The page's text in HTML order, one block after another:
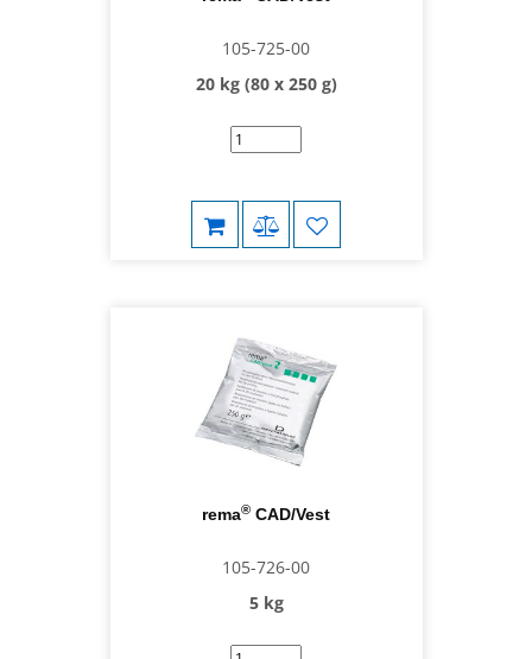
105-725-00
20 kg (80 x 250 g)
rema® CAD/Vest
105-726-00
5 kg